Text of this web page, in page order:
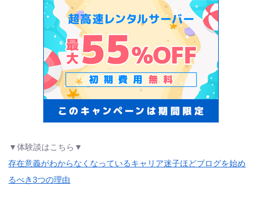
▼体験談はこちら▼
存在意義がわからなくなっているキャリア迷子ほどブログを始め
るべき3つの理由